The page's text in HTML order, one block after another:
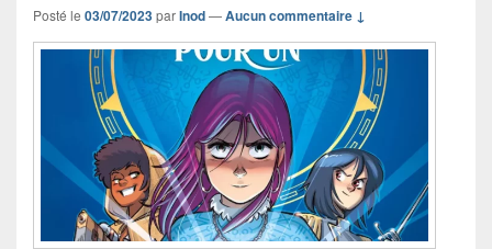
Posté le 03/07/2023parInod—Aucun commentaire ↓